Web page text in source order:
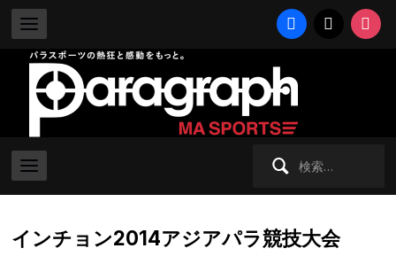
facebook
インチョン2014アジアパラ競技大会